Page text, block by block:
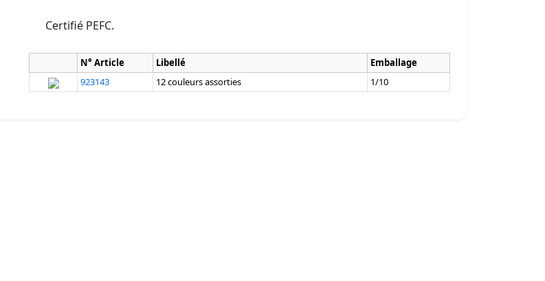
Certifié PEFC.
N° Article Libellé
Emballage
923143
12 couleurs assorties 1/10